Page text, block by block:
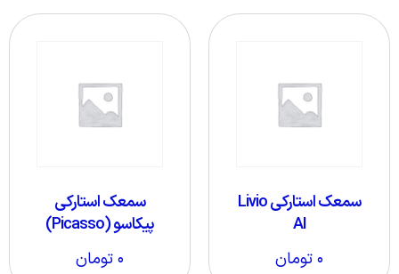
سمعک استارکی Livio
AI
۰تومان
سمعک استارکی
پیکاسو (Picasso)
۰تومان